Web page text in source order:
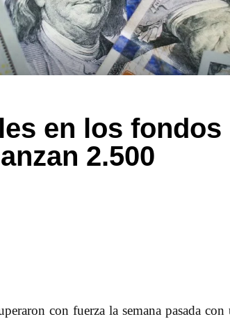
en los fondos
2.500
con fuerza la semana pasada con